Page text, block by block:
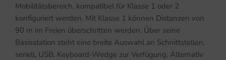
Mobilitätsbereich, kompatibel für Klasse 1 oder 2
konfiguriert werden. Mit Klasse 1 können Distanzen von
90 m im Freien überschritten werden. Über seine
Basisstation steht eine breite Auswahl an Schnittstellen,
seriell, USB, Keyboard-Wedge zur Verfügung. Alternativ